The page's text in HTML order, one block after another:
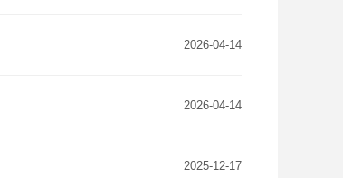
2026-04-14
2026-04-14
2025-12-17